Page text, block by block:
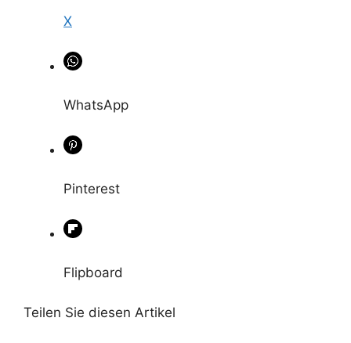
X
WhatsApp
Pinterest
Flipboard
Teilen Sie diesen Artikel